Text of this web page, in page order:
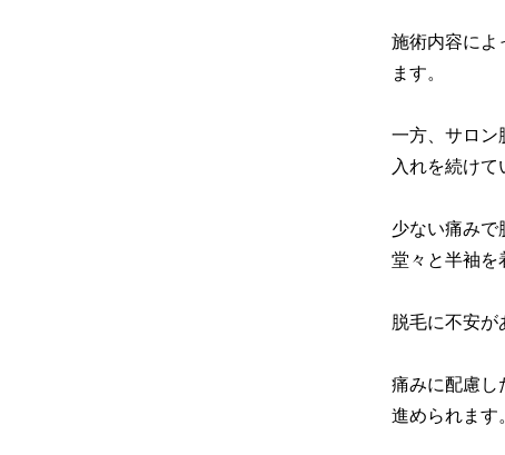
施術内容によ
ます。
一方、サロン
入れを続けて
少ない痛みで
堂々と半袖を
脱毛に不安が
痛みに配慮し
進められます